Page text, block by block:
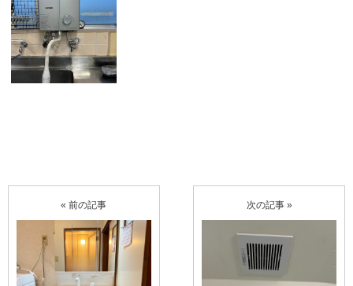
« 前の記事 次の記事 »